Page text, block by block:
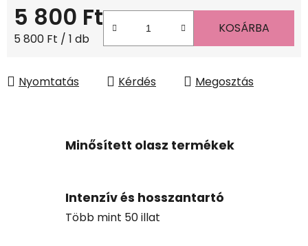
5 800 Ft
Egységár:
5 800 Ft / 1 db
KOSÁRBA
Nyomtatás Kérdés Megosztás
Minősített olasz termékek
Intenzív és hosszantartó
Több mint 50 illat